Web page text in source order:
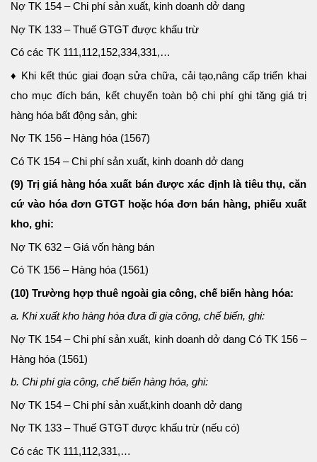
Nợ TK 154 – Chi phí sản xuất, kinh doanh dở dang
Nợ TK 133 – Thuế GTGT được khấu trừ
Có các TK 111,112,152,334,331,…
♦ Khi kết thúc giai đoạn sửa chữa, cải tạo,nâng cấp triển khai
cho mục đích bán, kết chuyển toàn bộ chi phí ghi tăng giá trị
hàng hóa bất động sản, ghi:
Nợ TK 156 – Hàng hóa (1567)
Có TK 154 – Chi phí sản xuất, kinh doanh dở dang
(9) Trị giá hàng hóa xuất bán được xác định là tiêu thụ, căn
cứ vào hóa đơn GTGT hoặc hóa đơn bán hàng, phiếu xuất
kho, ghi:
Nợ TK 632 – Giá vốn hàng bán
Có TK 156 – Hàng hóa (1561)
(10) Trường hợp thuê ngoài gia công, chế biến hàng hóa:
a. Khi xuất kho hàng hóa đưa đi gia công, chế biến, ghi:
Nợ TK 154 – Chi phí sản xuất, kinh doanh dở dang Có TK 156 –
Hàng hóa (1561)
b. Chi phí gia công, chế biến hàng hóa, ghi:
Nợ TK 154 – Chi phí sản xuất,kinh doanh dở dang
Nợ TK 133 – Thuế GTGT được khấu trừ (nếu có)
Có các TK 111,112,331,…